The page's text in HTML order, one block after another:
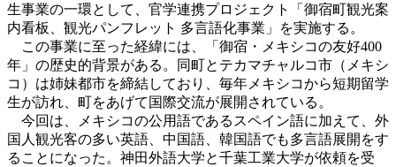
生事業の一環として、官学連携プロジェクト「御宿町観光案
内看板、観光パンフレット 多言語化事業」を実施する。
この事業に至った経緯には、「御宿・メキシコの友好400
年」の歴史的背景がある。同町とテカマチャルコ市（メキシ
コ）は姉妹都市を締結しており、毎年メキシコから短期留学
生が訪れ、町をあげて国際交流が展開されている。
今回は、メキシコの公用語であるスペイン語に加えて、外
国人観光客の多い英語、中国語、韓国語でも多言語展開をす
ることになった。神田外語大学と千葉工業大学が依頼を受